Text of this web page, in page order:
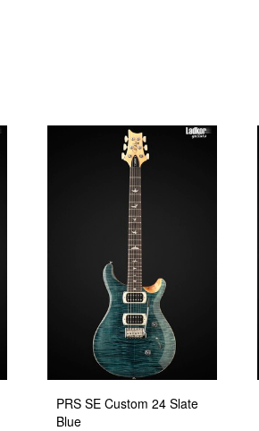
PRS SE Custom 24 Slate
Blue